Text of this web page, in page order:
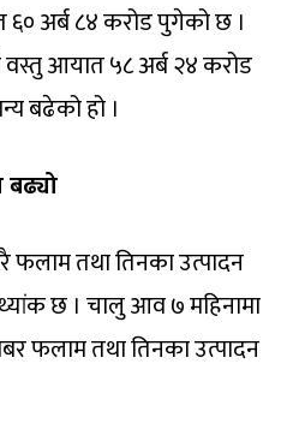
६० अर्ब ८४ करोड पुगेको छ ।
आयात ५८ अर्ब २४ करोड
बढेको हो ।
बढ्यो
फलाम तथा तिनका उत्पादन
छ । चालु आव ७ महिनामा
फलाम तथा तिनका उत्पादन